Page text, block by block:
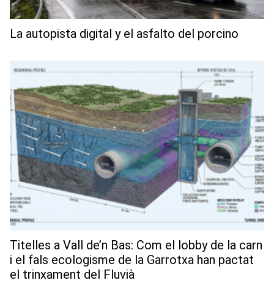
La autopista digital y el asfalto del porcino
Titelles a Vall de’n Bas: Com el lobby de la carn
i el fals ecologisme de la Garrotxa han pactat
el trinxament del Fluvià